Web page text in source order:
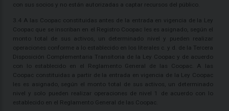
con sus socios y no están autorizadas a captar recursos del público.
3.4 A las Coopac constituidas antes de la entrada en vigencia de la Ley
Coopac que se inscriban en el Registro Coopac les es asignado, según el
monto total de sus activos, un determinado nivel y pueden realizar
operaciones conforme a lo establecido en los literales c. y d. de la Tercera
Disposición Complementaria Transitoria de la Ley Coopac y de acuerdo
con lo establecido en el Reglamento General de las Coopac. A las
Coopac constituidas a partir de la entrada en vigencia de la Ley Coopac
les es asignado, según el monto total de sus activos, un determinado
nivel y solo pueden realizar operaciones de nivel 1 de acuerdo con lo
establecido en el Reglamento General de las Coopac.